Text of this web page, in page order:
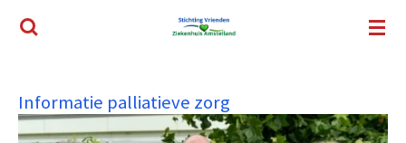
Ga
direct
hoofdinhoud
Informatie palliatieve zorg